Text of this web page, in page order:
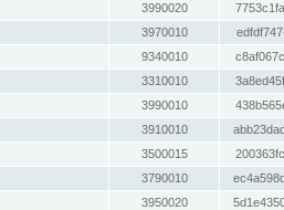
3990020
3970010
9340010
3310010
3990010
3910010
3500015
3790010
3950020